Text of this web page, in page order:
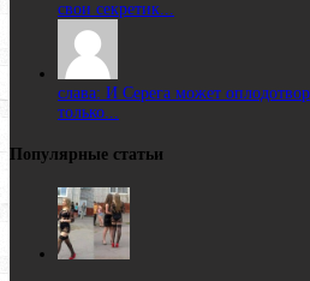
свои секретик...
слава: И Серега может
только...
Популярные статьи